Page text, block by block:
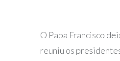
O Papa Francisco
reuniu os